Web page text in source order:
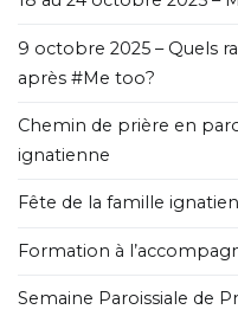
9 octobre 2025 – Quels
après #Me too?
Chemin de prière en
ignatienne
Fête de la famille
Formation à
Semaine Paroissiale de